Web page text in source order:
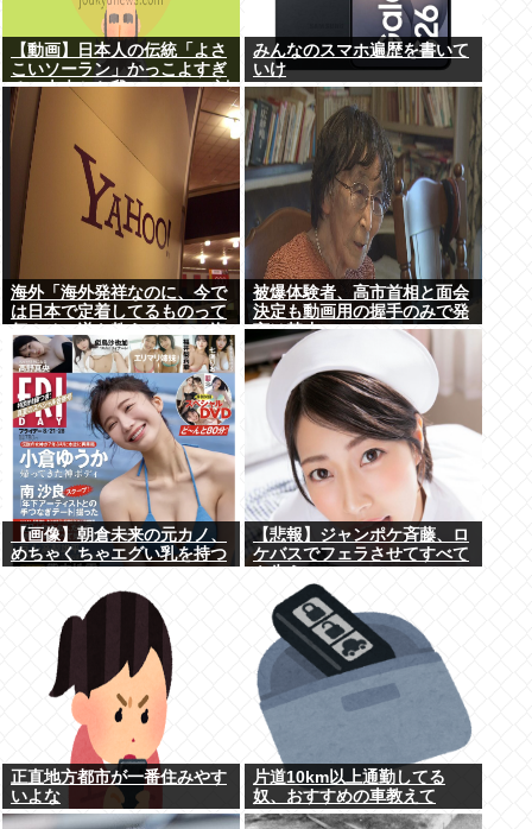
【動画】日本人の伝統「よさ
こいソーラン」かっこよすぎ
る。古来から我々のDNAに刻
まれた踊り
みんなのスマホ遍歴を書いて
いけ
海外「海外発祥なのに、今で
は日本で定着してるものって
何？その逆も教えて！」（海
外の反応）
被爆体験者、高市首相と面会
決定も動画用の握手のみで発
言は禁止www
【画像】朝倉未来の元カノ、
めちゃくちゃエグい乳を持つ
【悲報】ジャンポケ斉藤、ロ
ケバスでフェラさせてすべて
正直地方都市が一番住みやす
いよな
片道10km以上通勤してる
奴、おすすめの車教えて